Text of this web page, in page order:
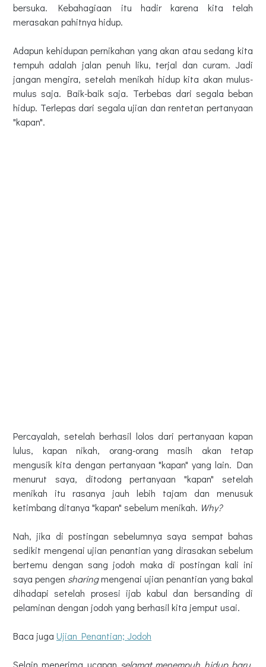
bersuka. Kebahagiaan itu hadir karena kita telah
merasakan pahitnya hidup.
Adapun kehidupan pernikahan yang akan atau sedang kita
tempuh adalah jalan penuh liku, terjal dan curam. Jadi
jangan mengira, setelah menikah hidup kita akan mulus-
mulus saja. Baik-baik saja. Terbebas dari segala beban
hidup. Terlepas dari segala ujian dan rentetan pertanyaan
"kapan".
Percayalah, setelah berhasil lolos dari pertanyaan kapan
lulus, kapan nikah, orang-orang masih akan tetap
mengusik kita dengan pertanyaan "kapan" yang lain. Dan
menurut saya, ditodong pertanyaan "kapan" setelah
menikah itu rasanya jauh lebih tajam dan menusuk
ketimbang ditanya "kapan" sebelum menikah. Why?
Nah, jika di postingan sebelumnya saya sempat bahas
sedikit mengenai ujian penantian yang dirasakan sebelum
bertemu dengan sang jodoh maka di postingan kali ini
saya pengen sharingmengenai ujian penantian yang bakal
dihadapi setelah prosesi ijab kabul dan bersanding di
pelaminan dengan jodoh yang berhasil kita jemput usai.
Baca juga Ujian Penantian; Jodoh
Selain menerima ucapan selamat menempuh hidup baru,